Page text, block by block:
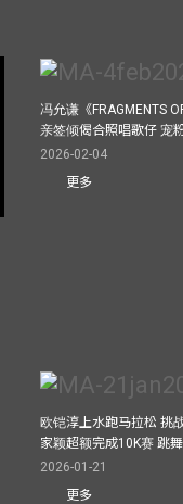
冯允谦《FRAGMENTS
亲签倾偈合照唱歌仔 宠
2026-02-04
更多
欧铠淳上水跑马拉松 挑
家颖超额完成10K赛 跳
2026-01-21
更多